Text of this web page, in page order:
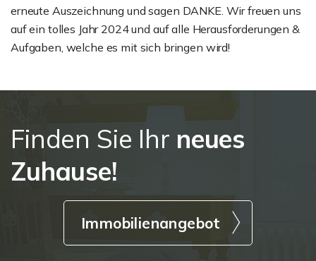
erneute Auszeichnung und sagen DANKE. Wir freuen uns
auf ein tolles Jahr 2024 und auf alle Herausforderungen &
Aufgaben, welche es mit sich bringen wird!
Finden Sie Ihr neues
Zuhause!
Immobilienangebot